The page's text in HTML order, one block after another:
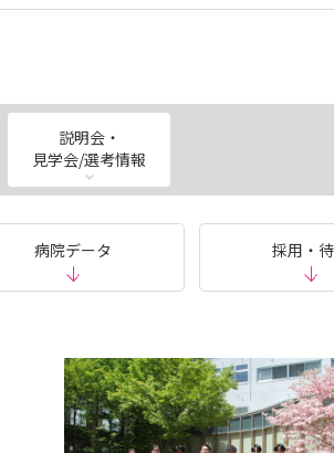
説明会・
見学会/選考情報
病院データ 採用・